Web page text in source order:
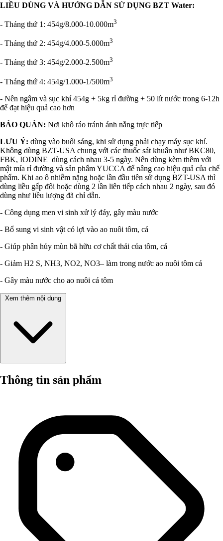
LIỀU DÙNG VÀ HƯỚNG DẪN SỬ DỤNG BZT Water:
- Tháng thứ 1: 454g/8.000-10.000m3
- Tháng thứ 2: 454g/4.000-5.000m3
- Tháng thứ 3: 454g/2.000-2.500m3
- Tháng thứ 4: 454g/1.000-1/500m3
- Nên ngâm và sục khí 454g + 5kg rỉ đường + 50 lít nước trong 6-12h
để đạt hiệu quả cao hơn
BẢO QUẢN: Nơi khô ráo tránh ánh nắng trực tiếp
LƯU Ý: dùng vào buổi sáng, khi sử dụng phải chạy máy sục khí.
Không dùng BZT-USA chung với các thuốc sát khuẩn như BKC80,
FBK, IODINE dùng cách nhau 3-5 ngày. Nên dùng kèm thêm với
mật mía rỉ đường và sản phẩm YUCCA để nâng cao hiệu quả của chế
phẩm. Khi ao ô nhiễm nặng hoặc lần đầu tiên sử dụng BZT-USA thì
dùng liều gấp đôi hoặc dùng 2 lần liên tiếp cách nhau 2 ngày, sau đó
dùng như liều lượng đã chỉ dẫn.
- Công dụng men vi sinh xử lý đáy, gây màu nước
- Bổ sung vi sinh vật có lợi vào ao nuôi tôm, cá
- Giúp phân hủy mùn bã hữu cơ chất thải của tôm, cá
- Giảm H2 S, NH3, NO2, NO3– làm trong nước ao nuôi tôm cá
- Gây màu nước cho ao nuôi cá tôm
Xem thêm nội dung
Thông tin sản phẩm